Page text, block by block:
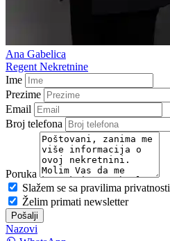
Ana Gabelica
Regent Nekretnine
Ime
Prezime
Email
Broj telefona
Poruka
Slažem se sa pravilima privatnosti
Želim primati newsletter
Pošalji
Nazovi